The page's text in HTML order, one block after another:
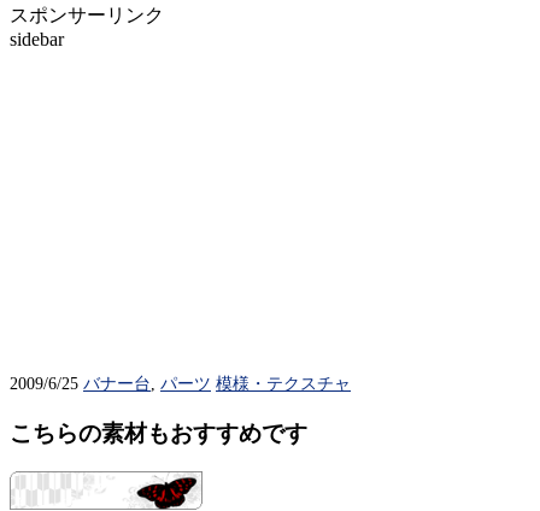
スポンサーリンク
sidebar
2009/6/25 バナー台 パーツ 模様・テクスチャ
こちらの素材もおすすめです